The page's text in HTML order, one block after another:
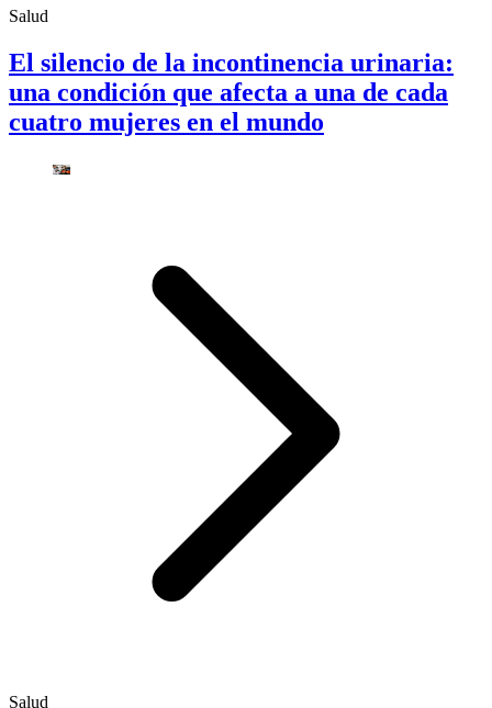
Salud
El silencio de la incontinencia urinaria:
una condición que afecta a una de cada
cuatro mujeres en el mundo
Salud